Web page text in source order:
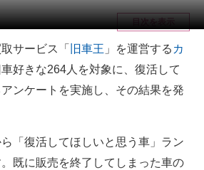
ページ
レンド
目次を表示
サービス「 旧車王 」を運営する カ
好きな264人を対象に、復活して
ンケートを実施し、その結果を発
「復活してほしいと思う車」ラン
既に販売を終了してしまった車の